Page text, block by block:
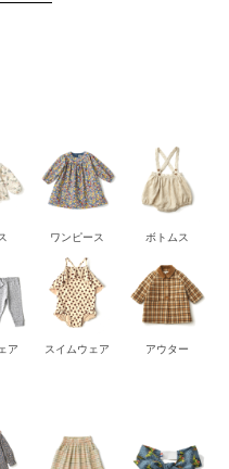
ワンピース ボトムス
ア スイムウェア アウター